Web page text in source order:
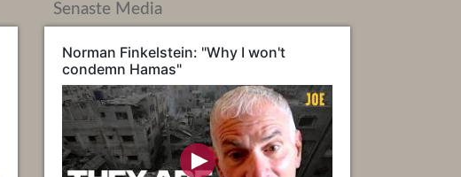
Senaste Media
Norman Finkelstein: "Why I won't
condemn Hamas"